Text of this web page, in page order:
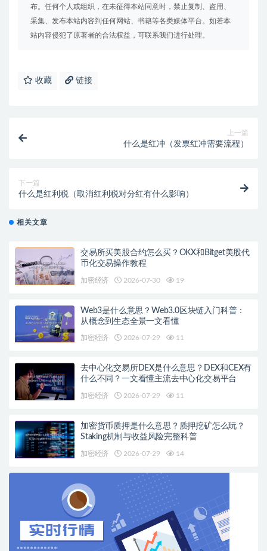
布。任何个人或组织，在未征得本站同意时，禁止复制、盗用、
采集、发布本站内容到任何网站、书籍等各类媒体平台。如若本
站内容侵犯了原著者的合法权益，可联系我们进行处理。
收藏 链接
上一篇
什么是红冲（发票红冲需要流程）
下一篇
什么是红利税（取消红利税对分红有什么影响）
相关文章
交易所买美股合约怎么买？OKX和Bitget美股代
币化交易操作教程
加密经济 2026-07-30 19
Web3是什么意思？Web3.0区块链入门科普：
从概念到生态全景一文看懂
加密经济 2026-07-29 11
去中心化交易所DEX是什么意思？DEX和CEX有
什么不同？一文看懂主流去中心化交易平台
加密经济 2026-07-29 11
加密货币质押是什么意思？质押挖矿怎么玩？
Staking机制与收益风险完整科普
加密经济 2026-07-29 14